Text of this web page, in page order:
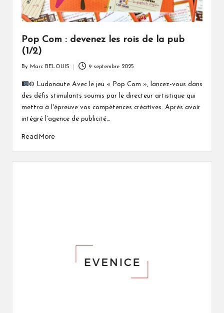
Pop Com : devenez les rois de la pub
(1/2)
by
By Marc BELOUIS 9 septembre 2025
© Ludonaute Avec le jeu « Pop Com », lancez-vous dans
des défis stimulants soumis par le directeur artistique qui
mettra à l'épreuve vos compétences créatives. Après avoir
intégré l'agence de publicité…
Read More